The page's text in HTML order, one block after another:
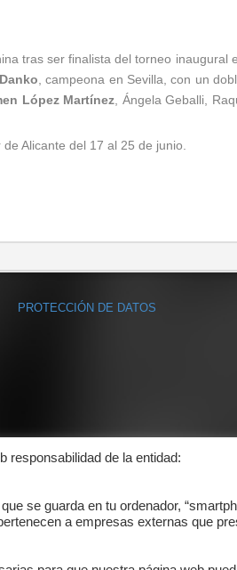
tras ser finalista del torneo inaugural
, campeona en Sevilla, con un
López Martínez , Ángela Geballi,
Alicante del 17 al 25 de junio.
PROTECCIÓN DE DATOS
responsabilidad de la entidad:
se guarda en tu ordenador,
a empresas externas que